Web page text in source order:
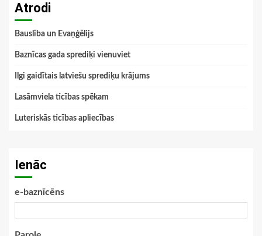
Atrodi
Bauslība un Evaņģēlijs
Baznīcas gada sprediķi vienuviet
Ilgi gaidītais latviešu sprediķu krājums
Lasāmviela ticības spēkam
Luteriskās ticības apliecības
Ienāc
e-baznīcēns